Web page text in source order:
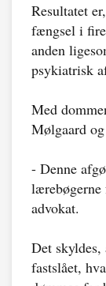
Resultatet
fængsel i
anden
psykiatrisk
Med
Mølgaard
- Denne
lærebøgerne
advokat.
Det skyldes,
fastslået,